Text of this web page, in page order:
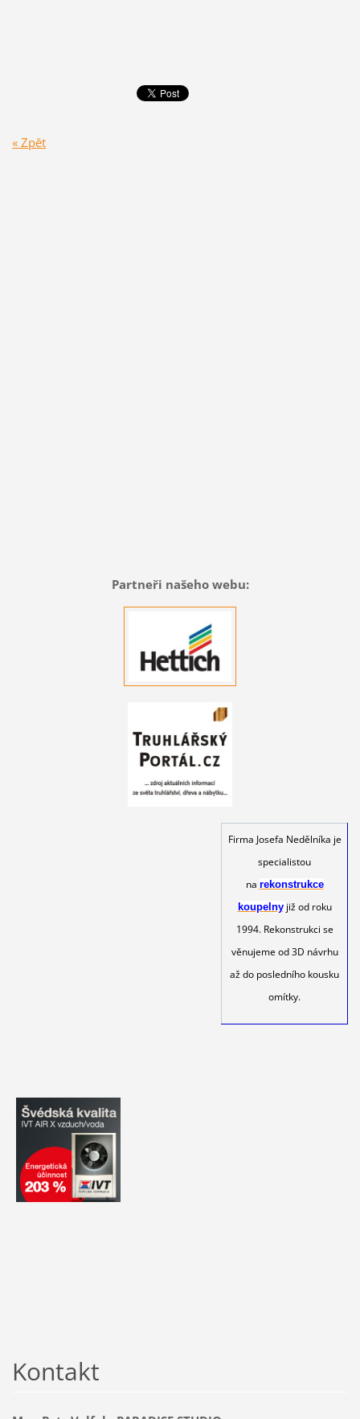
« Zpět
Partneři našeho webu:
Firma Josefa Nedělníka je
specialistou
na rekonstrukce
koupelny již od roku
1994. Rekonstrukci se
věnujeme od 3D návrhu
až do posledního kousku
omítky.
Kontakt